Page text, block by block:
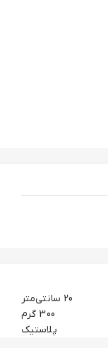
20 سانتی‌متر
300 گرم
پلاستیک